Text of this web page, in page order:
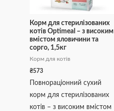
Корм для стерилізованих
котів Optimeal – з високим
вмістом яловичини та
сорго, 1,5кг
Корм для котів
₴573
Повнораціонний сухий
корм для стерилізованих
котів – з високим вмістом